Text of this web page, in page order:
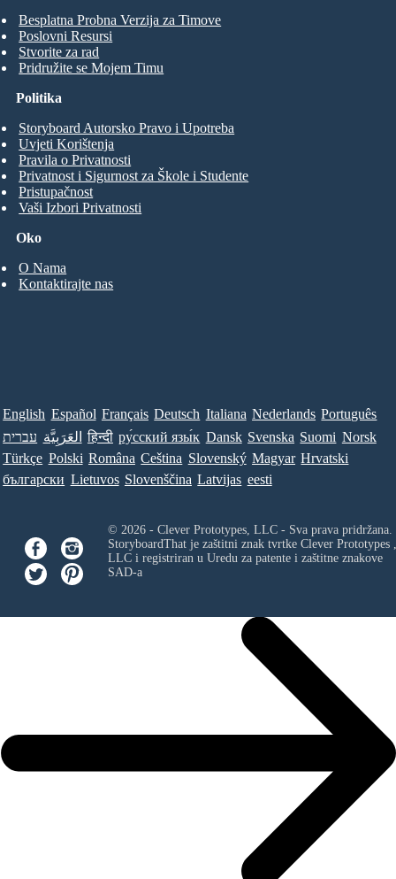
Besplatna Probna Verzija za Timove
Poslovni Resursi
Stvorite za rad
Pridružite se Mojem Timu
Oko
O Nama
Kontaktirajte nas
Politika
Storyboard Autorsko Pravo i Upotreba
Uvjeti Korištenja
Pravila o Privatnosti
Privatnost i Sigurnost za Škole i Studente
Pristupačnost
Vaši Izbori Privatnosti
English Español Français Deutsch Italiana Nederlands Português
עברית العَرَبِيَّة हिन्दी ру́сский язы́к Dansk Svenska Suomi Norsk
Türkçe Polski Româna Ceština Slovenský Magyar Hrvatski
български Lietuvos Slovenščina Latvijas eesti
© 2026 - Clever Prototypes, LLC - Sva prava pridržana.
StoryboardThat je zaštitni znak tvrtke Clever Prototypes ,
LLCi registriran u Uredu za patente i zaštitne znakove
SAD-a